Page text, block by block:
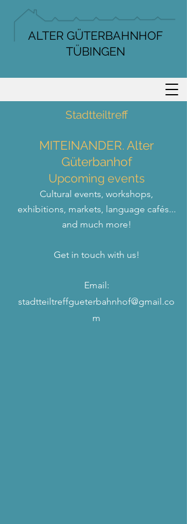
ALTER GÜTERBAHNHOF
TÜBINGEN
Stadtteiltreff
MITEINANDER. Alter
Güterbanhof
Upcoming events
Cultural events, workshops,
exhibitions, markets, language cafés...
and much more!
Get in touch with us!
Email:
stadtteiltreffgueterbahnhof@gmail.co
m